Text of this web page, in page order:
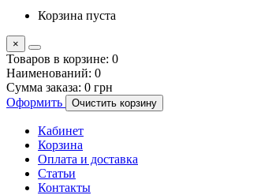
Корзина пуста
×
Товаров в корзине: 0
Наименований: 0
Сумма заказа: 0 грн
Оформить
Очистить корзину
Кабинет
Корзина
Оплата и доставка
Статьи
Контакты